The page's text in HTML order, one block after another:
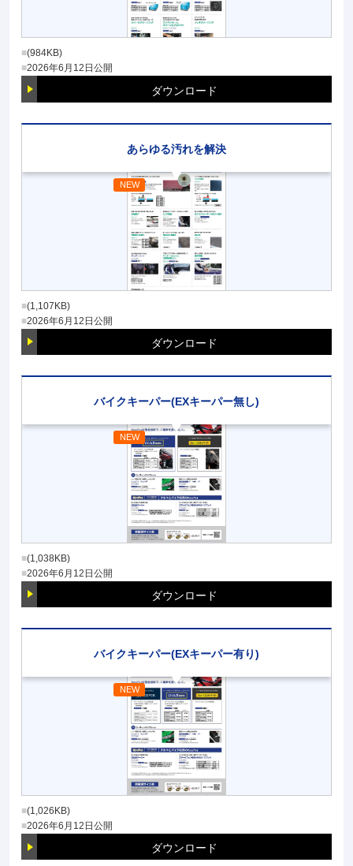
(984KB)
2026年6月12日公開
ダウンロード
あらゆる汚れを解決
(1,107KB)
2026年6月12日公開
ダウンロード
バイクキーパー(EXキーパー無し)
(1,038KB)
2026年6月12日公開
ダウンロード
バイクキーパー(EXキーパー有り)
(1,026KB)
2026年6月12日公開
ダウンロード